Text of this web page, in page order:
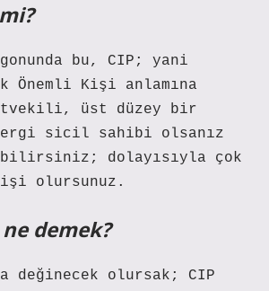
bu, CIP; yani
Önemli Kişi anlamına
üst düzey bir
vergi sicil sahibi olsanız
dolayısıyla çok
olursunuz.
ne demek?
değinecek olursak; CIP